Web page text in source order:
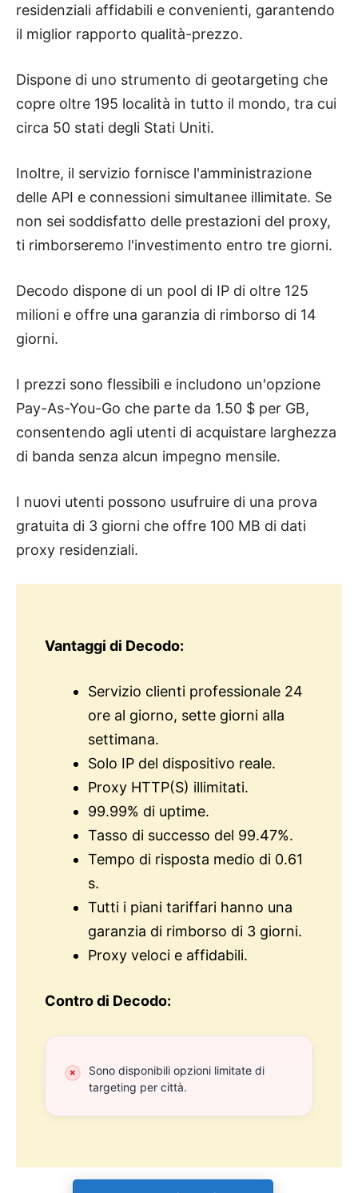
residenziali affidabili e convenienti, garantendo
il miglior rapporto qualità-prezzo.
Dispone di uno strumento di geotargeting che
copre oltre 195 località in tutto il mondo, tra cui
circa 50 stati degli Stati Uniti.
Inoltre, il servizio fornisce l'amministrazione
delle API e connessioni simultanee illimitate. Se
non sei soddisfatto delle prestazioni del proxy,
ti rimborseremo l'investimento entro tre giorni.
Decodo dispone di un pool di IP di oltre 125
milioni e offre una garanzia di rimborso di 14
giorni.
I prezzi sono flessibili e includono un'opzione
Pay-As-You-Go che parte da 1.50 $ per GB,
consentendo agli utenti di acquistare larghezza
di banda senza alcun impegno mensile.
I nuovi utenti possono usufruire di una prova
gratuita di 3 giorni che offre 100 MB di dati
proxy residenziali.
Vantaggi di Decodo:
Servizio clienti professionale 24
ore al giorno, sette giorni alla
settimana.
Solo IP del dispositivo reale.
Proxy HTTP(S) illimitati.
99.99% di uptime.
Tasso di successo del 99.47%.
Tempo di risposta medio di 0.61
s.
Tutti i piani tariffari hanno una
garanzia di rimborso di 3 giorni.
Proxy veloci e affidabili.
Contro di Decodo:
Sono disponibili opzioni limitate di
targeting per città.